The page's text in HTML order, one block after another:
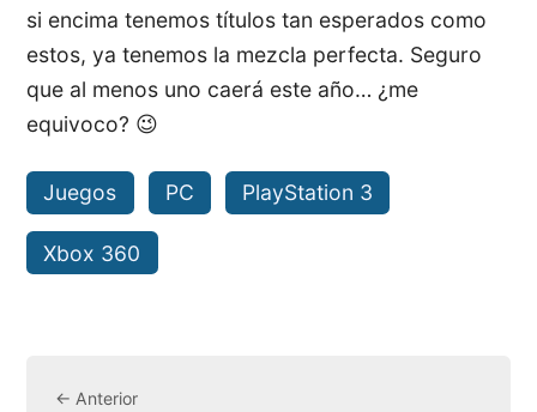
si encima tenemos títulos tan esperados como
estos, ya tenemos la mezcla perfecta. Seguro
que al menos uno caerá este año… ¿me
equivoco? 😉
Juegos PC PlayStation 3
Xbox 360
← Anterior